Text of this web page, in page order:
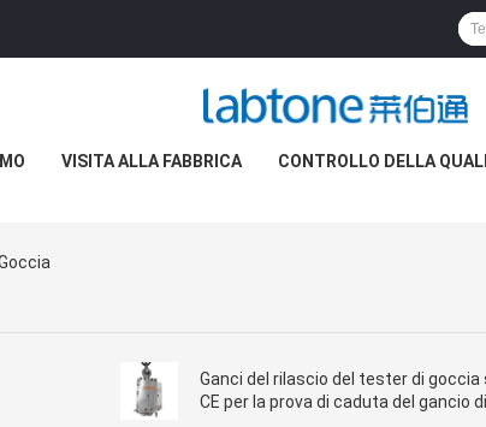
VISITA ALLA FABBRICA CONTROLLO DELLA
Ganci del rilascio del tester di goccia
CE per la prova di caduta del gancio